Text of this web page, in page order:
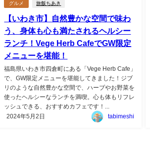
グルメ 旅飯ちあき
【いわき市】自然豊かな空間で味わ
う、身体も心も満たされるヘルシー
ランチ！Vege Herb CafeでGW限定
メニューを堪能！
福島県いわき市四倉町にある「Vege Herb Cafe」
で、GW限定メニューを堪能してきました！ジブ
リのような自然豊かな空間で、ハーブやお野菜を
使ったヘルシーなランチを満喫。心も体もリフレ
ッシュできる、おすすめカフェです！...
2024年5月2日
tabimeshi